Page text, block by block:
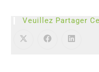
Veuillez Partager